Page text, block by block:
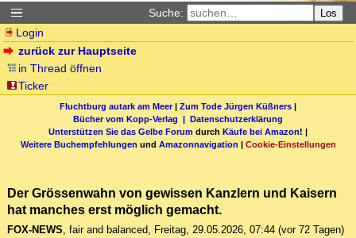
Suche: Los
Login
zurück zur Hauptseite
in Thread öffnen
Ticker
Fluchtburg autark am Meer| Zum Tode Jürgen Küßners |
Bücher vom Kopp-Verlag | Datenschutzerklärung
Unterstützen Sie das Gelbe Forum durch Käufe bei Amazon! |
Weitere Buchempfehlungen und Amazonnavigation | Cookie-Einstellungen
Der Grössenwahn von gewissen Kanzlern und Kaisern
hat manches erst möglich gemacht.
FOX-NEWS, fair and balanced, Freitag, 29.05.2026, 07:44 (vor 72 Tagen)